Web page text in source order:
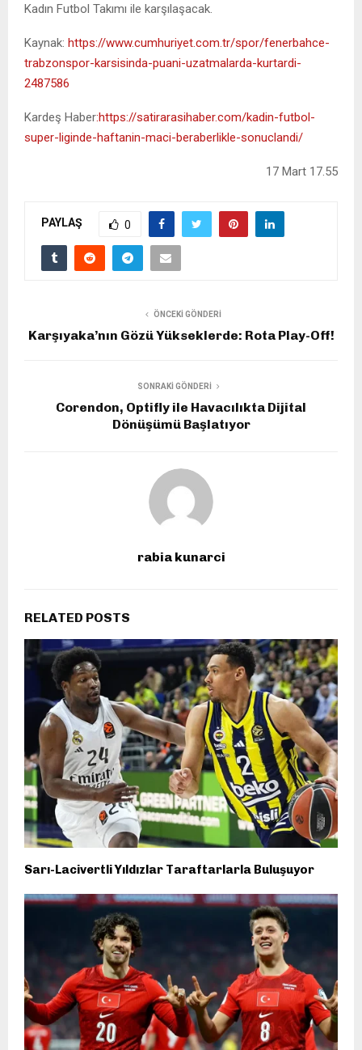
Kadın Futbol Takımı ile karşılaşacak.
Kaynak: https://www.cumhuriyet.com.tr/spor/fenerbahce-
trabzonspor-karsisinda-puani-uzatmalarda-kurtardi-
2487586
Kardeş Haber:https://satirarasihaber.com/kadin-futbol-
super-liginde-haftanin-maci-beraberlikle-sonuclandi/
17 Mart 17.55
PAYLAŞ 0
ÖNCEKI GÖNDERI
Karşıyaka’nın Gözü Yükseklerde: Rota Play-Off!
SONRAKI GÖNDERI
Corendon, Optifly ile Havacılıkta Dijital
Dönüşümü Başlatıyor
rabia kunarci
RELATED POSTS
Sarı-Lacivertli Yıldızlar Taraftarlarla Buluşuyor